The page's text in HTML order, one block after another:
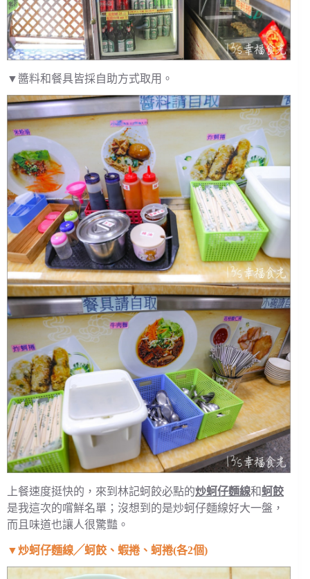
▼醬料和餐具皆採自助方式取用。
上餐速度挺快的，來到林記蚵餃必點的炒蚵仔麵線和蚵餃
是我這次的嚐鮮名單；沒想到的是炒蚵仔麵線好大一盤，
而且味道也讓人很驚豔。
▼炒蚵仔麵線╱蚵餃、蝦捲、蚵捲(各2個)